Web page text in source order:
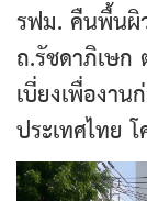
รฟม. คืนพื้นผิ
ถ.รัชดาภิเษก
เบี่ยงเพื่องา
ประเทศไทย